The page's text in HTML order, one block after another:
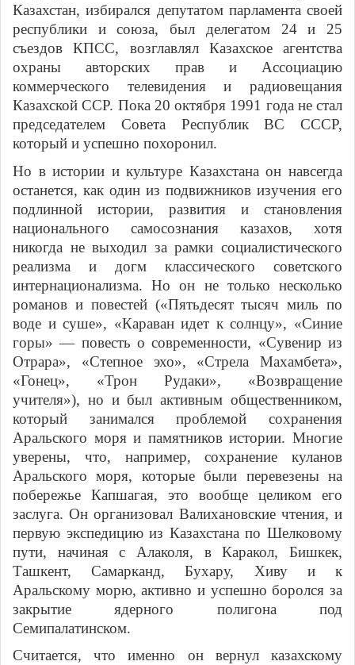
Казахстан, избирался депутатом парламента своей
республики и союза, был делегатом 24 и 25
съездов КПСС, возглавлял Казахское агентства
охраны авторских прав и Ассоциацию
коммерческого телевидения и радиовещания
Казахской ССР. Пока 20 октября 1991 года не стал
председателем Совета Республик ВС СССР,
который и успешно похоронил.
Но в истории и культуре Казахстана он навсегда
останется, как один из подвижников изучения его
подлинной истории, развития и становления
национального самосознания казахов, хотя
никогда не выходил за рамки социалистического
реализма и догм классического советского
интернационализма. Но он не только несколько
романов и повестей («Пятьдесят тысяч миль по
воде и суше», «Караван идет к солнцу», «Синие
горы» — повесть о современности, «Сувенир из
Отрара», «Степное эхо», «Стрела Махамбета»,
«Гонец», «Трон Рудаки», «Возвращение
учителя»), но и был активным общественником,
который занимался проблемой сохранения
Аральского моря и памятников истории. Многие
уверены, что, например, сохранение куланов
Аральского моря, которые были перевезены на
побережье Капшагая, это вообще целиком его
заслуга. Он организовал Валихановские чтения, и
первую экспедицию из Казахстана по Шелковому
пути, начиная с Алаколя, в Каракол, Бишкек,
Ташкент, Самарканд, Бухару, Хиву и к
Аральскому морю, активно и успешно боролся за
закрытие ядерного полигона под
Семипалатинском.
Считается, что именно он вернул казахскому